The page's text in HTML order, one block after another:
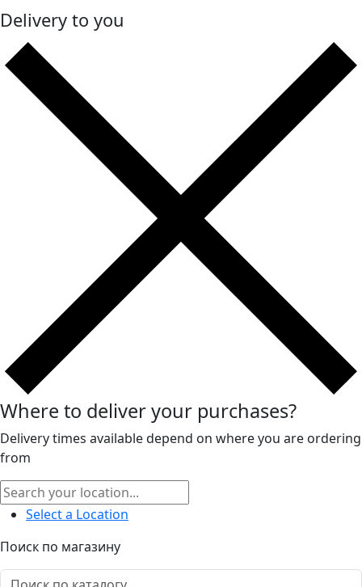
Delivery to you
Where to deliver your purchases?
Delivery times available depend on where you are ordering
from
Select a Location
Поиск по магазину